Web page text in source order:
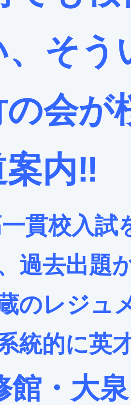
、そう
会が
内‼️
貫校入試
過去出題
のレジュ
統的に英才
館・大